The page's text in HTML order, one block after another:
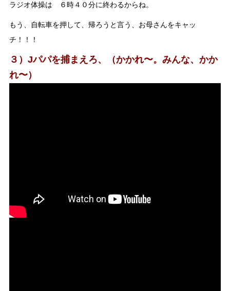
ラジオ体操は ６時４０分に終わるからね。
もう、自転車を押して、帰ろうと言う、お母さんをキャッ
チ！！！
３）Jパパを捕まえろ、（かかれ〜。みんな、かか
れ〜）